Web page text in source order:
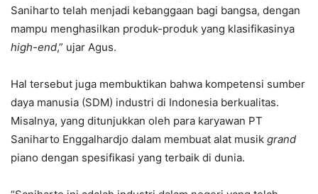
Saniharto telah menjadi kebanggaan bagi bangsa, dengan
mampu menghasilkan produk-produk yang klasifikasinya
high-end,” ujar Agus.
Hal tersebut juga membuktikan bahwa kompetensi sumber
daya manusia (SDM) industri di Indonesia berkualitas.
Misalnya, yang ditunjukkan oleh para karyawan PT
Saniharto Enggalhardjo dalam membuat alat musik grand
piano dengan spesifikasi yang terbaik di dunia.